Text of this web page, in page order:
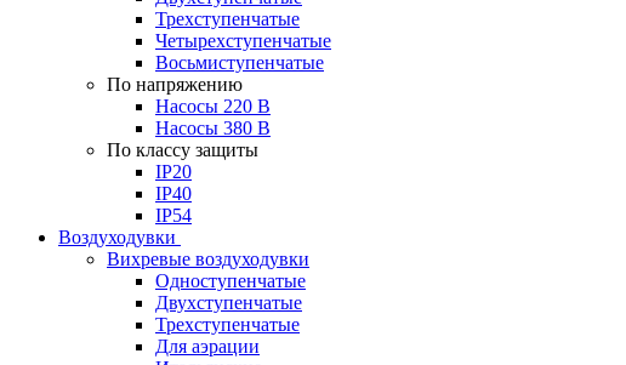
Трехступенчатые
Четырехступенчатые
Восьмиступенчатые
По напряжению
Насосы 220 В
Насосы 380 В
По классу защиты
IP20
IP40
IP54
Воздуходувки
Вихревые воздуходувки
Одноступенчатые
Двухступенчатые
Трехступенчатые
Для аэрации